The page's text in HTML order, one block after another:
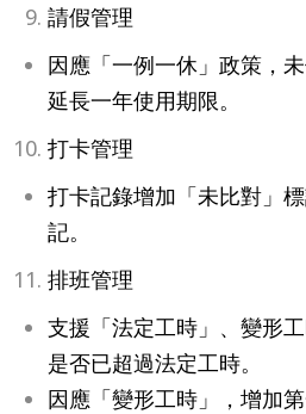
請假管理
因應「一例一休」政策，
延長一年使用期限。
打卡管理
打卡記錄增加「未比對」
記。
排班管理
支援「法定工時」、變形
是否已超過法定工時。
因應「變形工時」，增加